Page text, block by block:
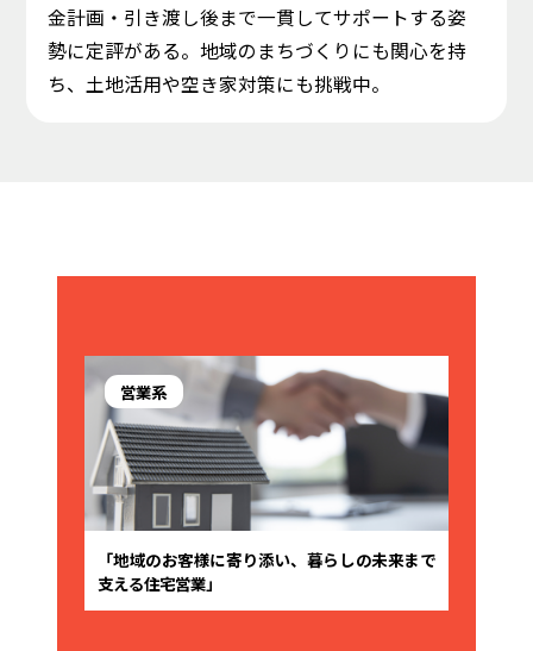
金計画・引き渡し後まで一貫してサポートする姿
勢に定評がある。地域のまちづくりにも関心を持
ち、土地活用や空き家対策にも挑戦中。
営業系
「地域のお客様に寄り添い、暮らしの未来まで
支える住宅営業」